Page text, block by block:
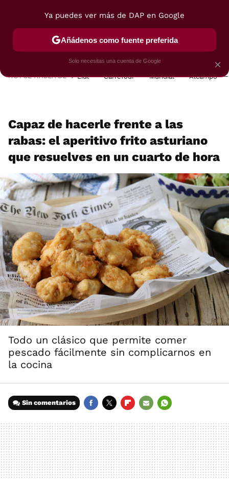
POSTRES VIAJES SELECCIÓN VEGUI
HOY SE HABLA DE Lidl Carrefour Mundial Alcampo
Capaz de hacerle frente a las
rabas: el aperitivo frito asturiano
que resuelves en un cuarto de hora
Todo un clásico que permite comer
pescado fácilmente sin complicarnos en
la cocina
Sin comentarios
MAIL
×
Ya puedes ver más de DAP en Google
Añádenos como fuente preferida
Solo necesitas una cuenta de Google